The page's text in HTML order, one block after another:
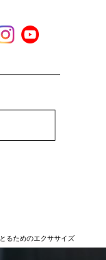
るためのエクササイズ